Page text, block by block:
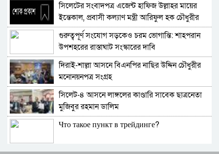
জগন্নাথপুরে পলাতক আসামী ২ জন গ্রেপ্তার
জগন্নাথপুরের প্রাণকেন্দ্রের বাঁশের সেতু ঝুকিপূর্ণ ,
ঘটতে পারে অনাকাঙ্খিত দুর্ঘটনা
সিলেট-২ আসনে কাজ করার নির্দেশ দিয়েছেন তারেক
রহমান | বিশ্বনাথে সুধী সমাবেশে হুমায়ুন কবির
১৬ ঘন্টা পর পাগলা-জগন্নাথপুর-আউশকান্দী আঞ্চলিক
মহাসড়কে যানবাহন চলাচল স্বাভাবিক | জনমনে স্বস্তি
৫ই আগষ্ট ফ্যাসিষ্ট সরকার পতনের বর্ষপূর্তি উপলক্ষে
সিলেটের সংবাদপত্র এজেন্ট হাফিজ উল্লাহর মায়ের
ইন্তেকাল, প্রবাসী কল্যাণ মন্ত্রী আরিফুল হক চৌধুরীর
শোক
গুরুত্বপূর্ণ সংযোগ সড়কেও চরম ভোগান্তি: শাহপরান
উপশহরের রাস্তাঘাট সংস্কারের দাবি
দিরাই-শাল্লা আসনে বিএনপির নাছির উদ্দিন চৌধুরীর
মনোনয়নপত্র সংগ্রহ
সিলেট-৪ আসনে লাঙ্গলের কাণ্ডারি সাবেক ছাত্রনেতা
মুজিবুর রহমান ডালিম
Что такое пункт в трейдинге?